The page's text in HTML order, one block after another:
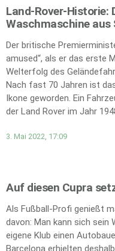
Land-Rover-Historie:
Waschmaschine aus
Der britische
amused“, als er das erste
Welterfolg des
Nach fast 70 Jahren ist
Ikone geworden. Ein
der Land Rover im Jahr
3. Mai 2022, 17:09
Auf diesen Cupra
Als Fußball-Profi genießt
davon: Man kann sich sein
eigene Klub einen
Barcelona erhielten